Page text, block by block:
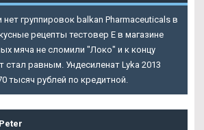
группировок balkan Pharmaceuticals в
рецепты тестовер Е в магазине
мяча не сломили "Локо" и к концу
стал равным. Ундесиленат Lyka 2013
тысяч рублей по кредитной.
Peter